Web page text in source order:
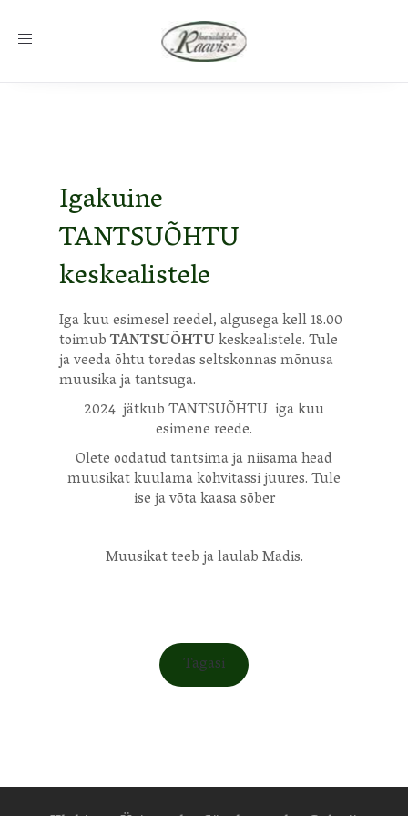
Toggle
Igakuine
TANTSUÕHTU
keskealistele
Iga kuu esimesel reedel, algusega kell 18.00
toimubTANTSUÕHTUkeskealistele. Tule
ja veeda õhtu toredas seltskonnas mõnusa
muusika ja tantsuga.
2024 jätkub TANTSUÕHTU iga kuu
esimene reede.
Olete oodatud tantsima ja niisama head
muusikat kuulama kohvitassi juures. Tule
ise ja võta kaasa sõber
Muusikat teeb ja laulab Madis.
Tagasi